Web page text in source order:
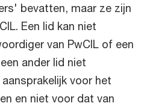
bevatten, maar ze zijn
Een lid kan niet
van PwCIL of een
ander lid niet
voor het
en niet voor dat van